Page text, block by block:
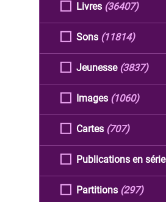
Livres (36407)
Sons (11814)
Jeunesse (3837)
Images (1060)
Cartes (707)
Publications en série
Partitions (297)